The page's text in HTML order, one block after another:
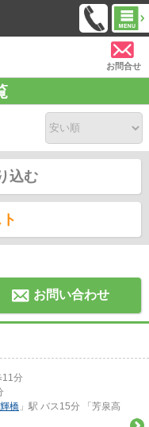
お問合せ
込む
お問い合わせ
11分
橋 」駅 バス15分 「芳泉高